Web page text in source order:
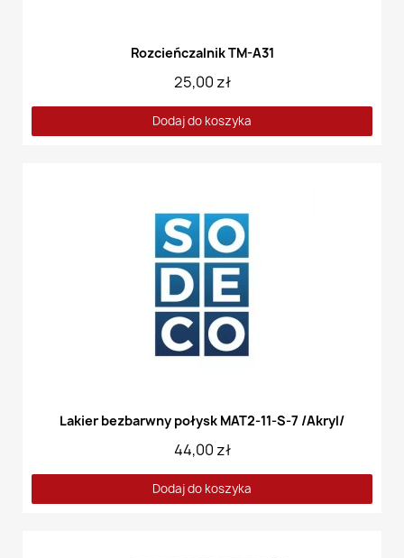
Rozcieńczalnik TM-A31
25,00 zł
Dodaj do koszyka
Lakier bezbarwny połysk MAT2-11-S-7 /Akryl/
44,00 zł
Dodaj do koszyka